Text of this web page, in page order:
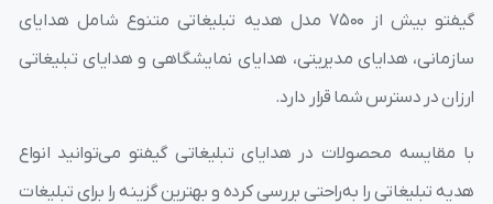
گیفتو بیش از ۷۵۰۰ مدل هدیه تبلیغاتی متنوع شامل هدایای
سازمانی، هدایای مدیریتی، هدایای نمایشگاهی و هدایای تبلیغاتی
ارزان در دسترس شما قرار دارد.
با مقایسه محصولات در هدایای تبلیغاتی گیفتو می‌توانید انواع
هدیه تبلیغاتی را به‌راحتی بررسی کرده و بهترین گزینه را برای تبلیغات